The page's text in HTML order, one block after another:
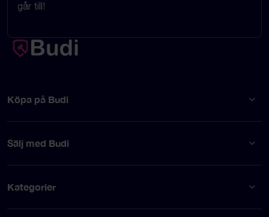
går till!
Köpa på Budi
Sälj med Budi
Kategorier